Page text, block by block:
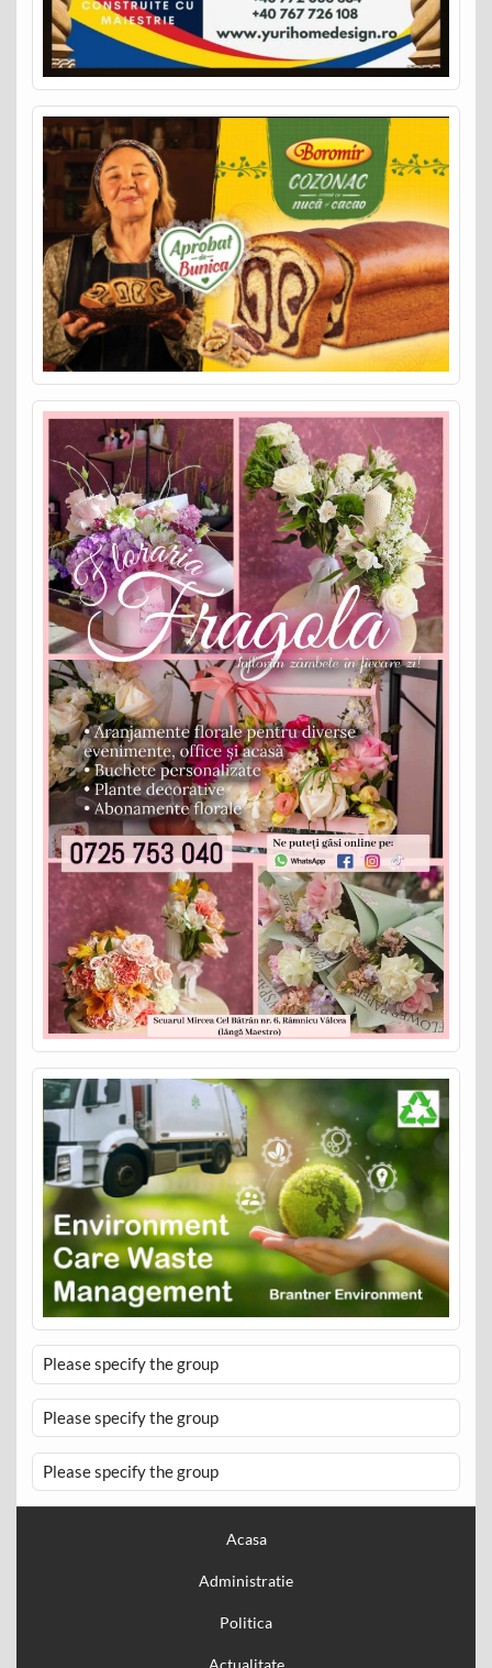
Please specify the group
Please specify the group
Please specify the group
Acasa
Administratie
Politica
Actualitate